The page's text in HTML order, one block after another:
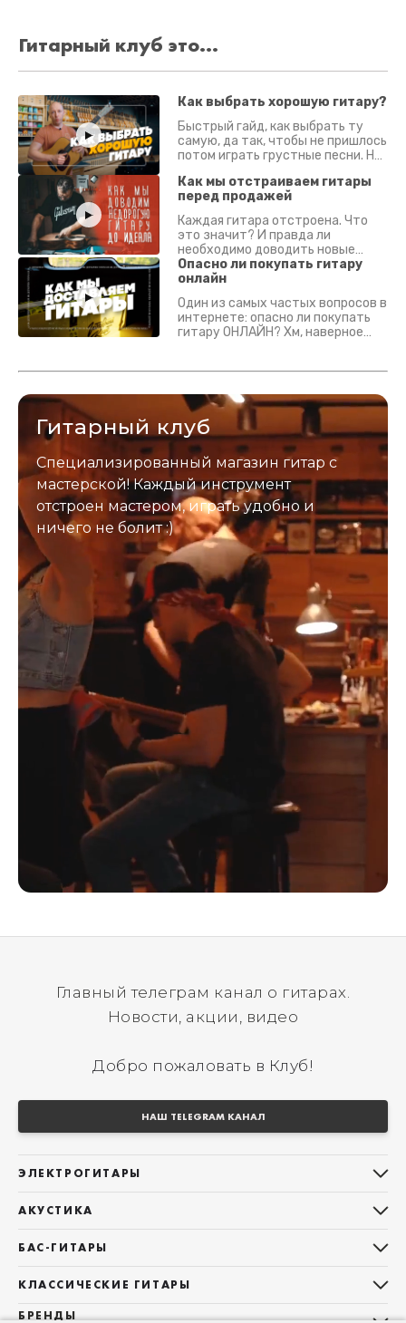
Гитарный клуб это...
Как выбрать хорошую гитару?
Быстрый гайд, как выбрать ту
самую, да так, чтобы не пришлось
потом играть грустные песни. На
Как мы отстраиваем гитары
перед продажей
Каждая гитара отстроена. Что
это значит? И правда ли
необходимо доводить новые
гитары? Если кратко - да.
Подробно - в видео :)
Опасно ли покупать гитару
онлайн
Один из самых частых вопросов в
интернете: опасно ли покупать
гитару ОНЛАЙН? Хм, наверное
застрахован. Случись что -
Гитарный клуб
Специализированный магазин гитар с
мастерской! Каждый инструмент
отстроен мастером, играть удобно и
ничего не болит :)
Главный телеграм канал о гитарах.
Новости, акции, видео
Добро пожаловать в Клуб!
НАШ TELEGRAM КАНАЛ
ЭЛЕКТРОГИТАРЫ
Telecaster
Les Paul
АКУСТИКА
Фолки (ОМ, 000, 00)
Гранд Аудиториум
БАС-ГИТАРЫ
КЛАССИЧЕСКИЕ ГИТАРЫ
Все классические гитары
БРЕНДЫ